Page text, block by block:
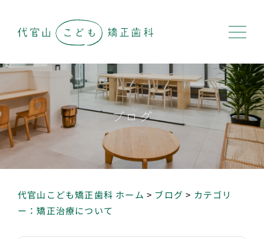
ブログ
代官山こども矯正歯科 ホーム > ブログ > カテゴリ
ー：矯正治療について